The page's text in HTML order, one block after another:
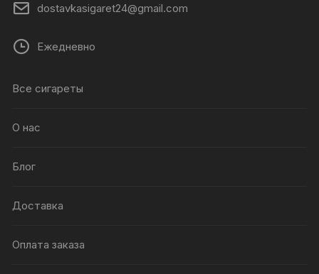
dostavkasigaret24@gmail.com
Ежедневно
Все сигареты
О нас
Блог
Доставка
Оплата заказа